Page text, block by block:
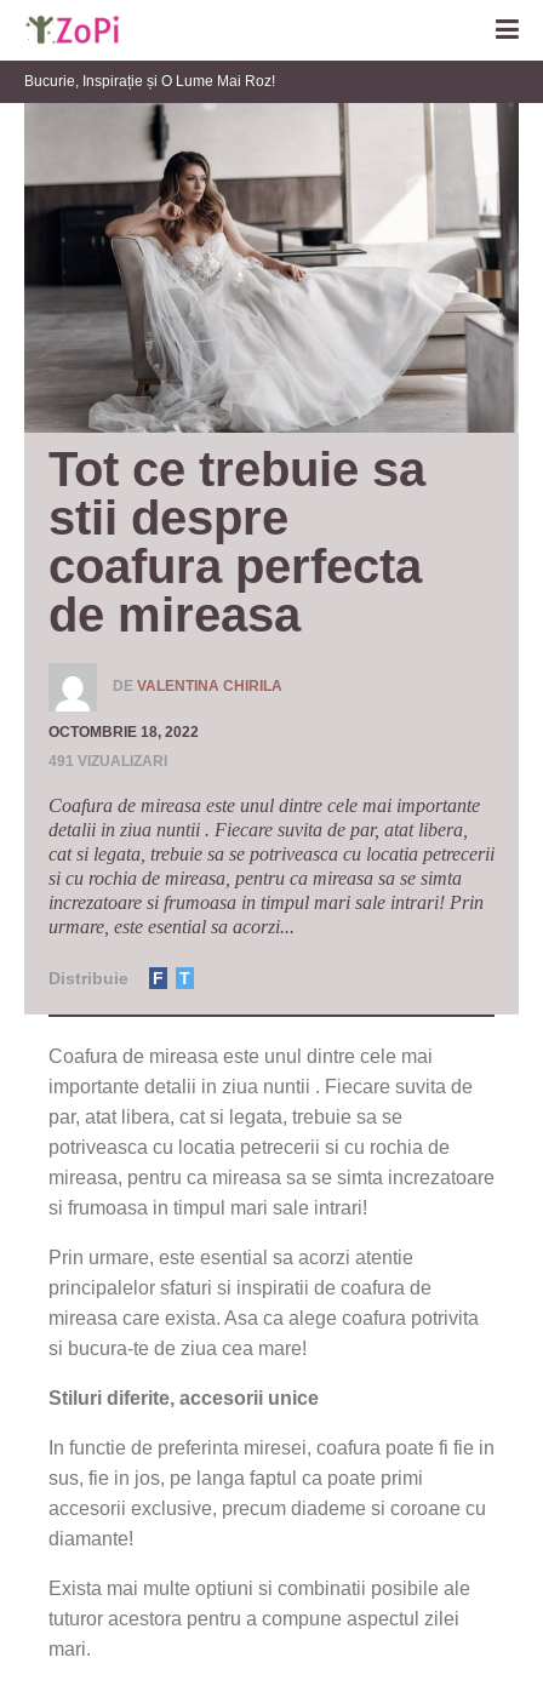
Bucurie, Inspirație și O Lume Mai Roz!
Tot ce trebuie sa
stii despre
coafura perfecta
de mireasa
DE VALENTINA CHIRILA
OCTOMBRIE 18, 2022
491 VIZUALIZARI
Coafura de mireasa este unul dintre cele mai importante
detalii in ziua nuntii . Fiecare suvita de par, atat libera,
cat si legata, trebuie sa se potriveasca cu locatia petrecerii
si cu rochia de mireasa, pentru ca mireasa sa se simta
increzatoare si frumoasa in timpul mari sale intrari! Prin
urmare, este esential sa acorzi...
Distribuie F T
Coafura de mireasa este unul dintre cele mai
importante detalii in ziua nuntii . Fiecare suvita de
par, atat libera, cat si legata, trebuie sa se
potriveasca cu locatia petrecerii si cu rochia de
mireasa, pentru ca mireasa sa se simta increzatoare
si frumoasa in timpul mari sale intrari!
Prin urmare, este esential sa acorzi atentie
principalelor sfaturi si inspiratii de coafura de
mireasa care exista. Asa ca alege coafura potrivita
si bucura-te de ziua cea mare!
Stiluri diferite, accesorii unice
In functie de preferinta miresei, coafura poate fi fie in
sus, fie in jos, pe langa faptul ca poate primi
accesorii exclusive, precum diademe si coroane cu
diamante!
Exista mai multe optiuni si combinatii posibile ale
tuturor acestora pentru a compune aspectul zilei
mari.